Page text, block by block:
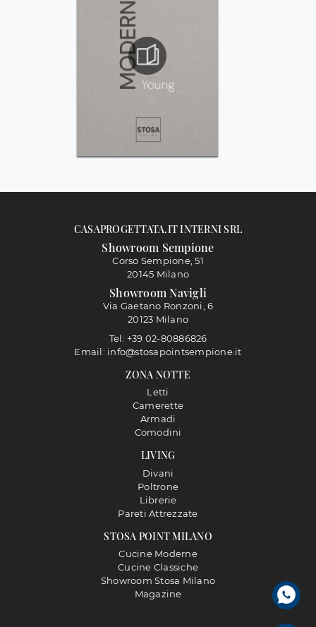
STOSA POINT MILANO
Cucine Moderne
Cucine Classiche
Showroom Stosa Milano
Magazine
LIVING
Divani
Poltrone
Librerie
Pareti Attrezzate
ZONA NOTTE
Letti
Camerette
Armadi
Comodini
CASAPROGETTATA.IT INTERNI SRL
Showroom Sempione
Corso Sempione, 51
20145 Milano
Showroom Navigli
Via Gaetano Ronzoni, 6
20123 Milano
Tel: +39 02-80886826
Email: info@stosapointsempione.it